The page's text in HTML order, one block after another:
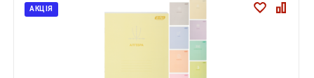
АКЦІЯ